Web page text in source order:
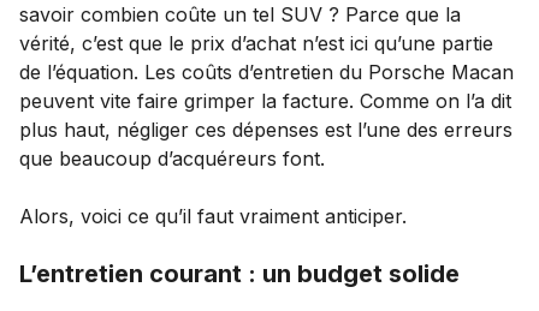
savoir combien coûte un tel SUV ? Parce que la
vérité, c’est que le prix d’achat n’est ici qu’une partie
de l’équation. Les coûts d’entretien du Porsche Macan
peuvent vite faire grimper la facture. Comme on l’a dit
plus haut, négliger ces dépenses est l’une des erreurs
que beaucoup d’acquéreurs font.
Alors, voici ce qu’il faut vraiment anticiper.
L’entretien courant : un budget solide